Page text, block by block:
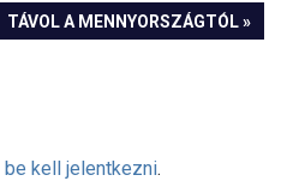
TÁVOL A MENNYORSZÁGTÓL »
be kell jelentkezni.